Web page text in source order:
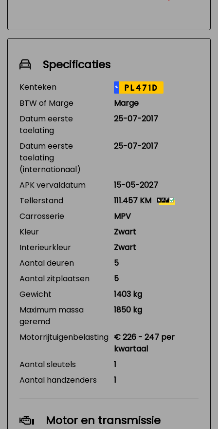
Specificaties
Kenteken NL PL471D
BTW of Marge
Marge
Datum eerste
toelating
25-07-2017
Datum eerste
toelating
(internationaal)
25-07-2017
APK vervaldatum
15-05-2027
Tellerstand
111.457 KM
Carrosserie
MPV
Kleur
Zwart
Interieurkleur
Zwart
Aantal deuren
5
Aantal zitplaatsen
5
Gewicht
1403 kg
Maximum massa
geremd
1850 kg
Motorrijtuigenbelasting € 226 - 247 per
kwartaal
Aantal sleutels
1
Aantal handzenders
1
Motor en transmissie